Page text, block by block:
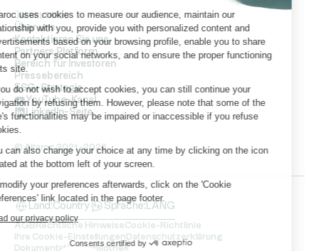
Altaroc uses cookies to measure our audience, maintain our
relationship with you, provide you with personalized content and
advertisements based on your browsing profile, enable you to share
content on your social networks, and to ensure the proper functioning
of its site.
If you do not wish to accept cookies, you can still continue your
navigation by refusing them. However, please note that some of the
site's functionalities may be impaired or inaccessible if you refuse
cookies.
You can also change your choice at any time by clicking on the icon
located at the bottom left of your screen.
To modify your preferences afterwards, click on the 'Cookie
Preferences' link located in the page footer.
Read our privacy policy
Consents certified by
ÜberAltaroc
Über uns
Kontaktieren Sie uns
Partners Platform
Bereich für Investoren
Pressebereich
ESG-Strategie
YouTube-Kanal
LinkedIn-Seite
© Altaroc 2021 -2026
Land:Country Sprache: LANG
AGBRechtliche HinweiseCookie-Richtlinie
Ihre Cookie-Einstellungen Datenschutzerklärung
Dokumentationsbibliothek